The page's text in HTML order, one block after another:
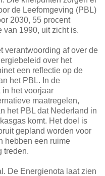
de Leefomgeving (PBL)
2030, 55 procent
van 1990, uit zicht is.
verantwoording af over de
over het
een reflectie op de
het PBL. In de
in het voorjaar
maatregelen,
het PBL dat Nederland in
komt. Het doel is
gepland worden voor
hebben een ruime
treden.
De Energienota laat zien